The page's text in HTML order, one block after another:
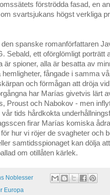
förströdda fasad, en
svartsjukans högst verkliga
spanske romanförfattaren
Sebald, ett oförglömligt porträtt
är spioner, alla är besatta av
fångade i samma
och förmågan att dröja
har Marías givetvis lärt
Proust och Nabokov - men
tids hårdkokta
firar Marías komiska
hur vi röjer de svagheter och
samtidsspionaget kan dölja
om otillåten kärlek.
Noblesser
Europa